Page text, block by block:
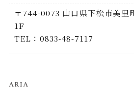
〒744-0073 山口県下松市美
1F
TEL：0833-48-7117
ARIA